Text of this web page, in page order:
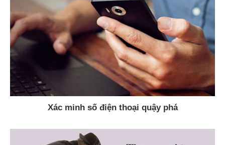
Xác minh số điện thoại quậy phá